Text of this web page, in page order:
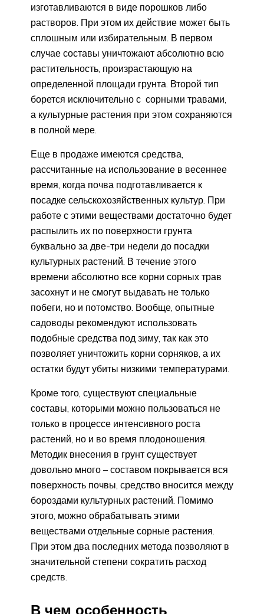
изготавливаются в виде порошков либо
растворов. При этом их действие может быть
сплошным или избирательным. В первом
случае составы уничтожают абсолютно всю
растительность, произрастающую на
определенной площади грунта. Второй тип
борется исключительно с сорными травами,
а культурные растения при этом сохраняются
в полной мере.
Еще в продаже имеются средства,
рассчитанные на использование в весеннее
время, когда почва подготавливается к
посадке сельскохозяйственных культур. При
работе с этими веществами достаточно будет
распылить их по поверхности грунта
буквально за две-три недели до посадки
культурных растений. В течение этого
времени абсолютно все корни сорных трав
засохнут и не смогут выдавать не только
побеги, но и потомство. Вообще, опытные
садоводы рекомендуют использовать
подобные средства под зиму, так как это
позволяет уничтожить корни сорняков, а их
остатки будут убиты низкими температурами.
Кроме того, существуют специальные
составы, которыми можно пользоваться не
только в процессе интенсивного роста
растений, но и во время плодоношения.
Методик внесения в грунт существует
довольно много – составом покрывается вся
поверхность почвы, средство вносится между
бороздами культурных растений. Помимо
этого, можно обрабатывать этими
веществами отдельные сорные растения.
При этом два последних метода позволяют в
значительной степени сократить расход
средств.
В чем особенность